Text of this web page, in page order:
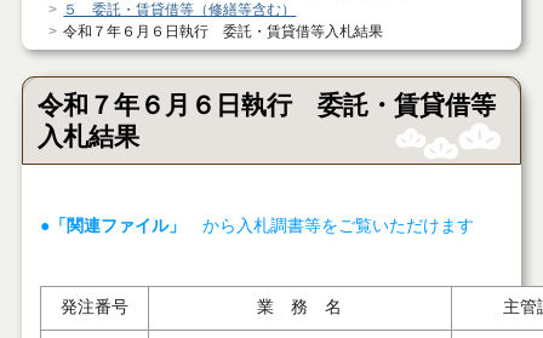
５ 委託・賃貸借等（修繕等含む）
令和７年６月６日執行 委託・賃貸借等入札結果
令和７年６月６日執行 委託・賃貸借等
入札結果
●「関連ファイル」 から入札調書等をご覧いただけます
発注番号 業 務 名 主管